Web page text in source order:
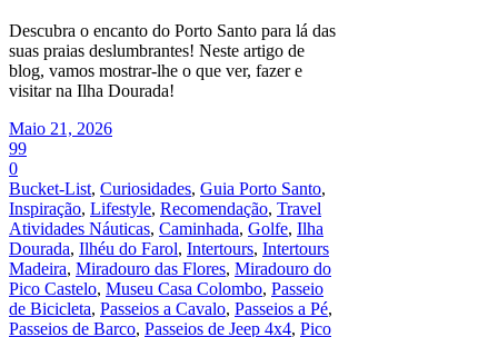
Descubra o encanto do Porto Santo para lá das
suas praias deslumbrantes! Neste artigo de
blog, vamos mostrar-lhe o que ver, fazer e
visitar na Ilha Dourada!
Maio 21, 2026
99
0
Bucket-List, Curiosidades, Guia Porto Santo,
Inspiração, Lifestyle, Recomendação, Travel
Atividades Náuticas, Caminhada, Golfe, Ilha
Dourada, Ilhéu do Farol, Intertours, Intertours
Madeira, Miradouro das Flores, Miradouro do
Pico Castelo, Museu Casa Colombo, Passeio
de Bicicleta, Passeios a Cavalo, Passeios a Pé,
Passeios de Barco, Passeios de Jeep 4x4, Pico